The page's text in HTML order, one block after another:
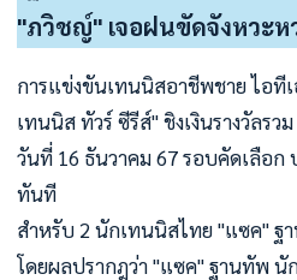
"ภวิชญ์" เจอฝนขัดจังหวะ
การแข่งขันเทนนิสอาชีพชาย ไอที
เทนนิส ทัวร์ ซีรีส์" ชิงเงินรางวัลร
วันที่ 16 ธันวาคม 67 รอบคัดเลือก
ทันที
สำหรับ 2 นักเทนนิสไทย "แซค"
โดยผลปรากฎว่า "แซค" ฐานทัพ นั